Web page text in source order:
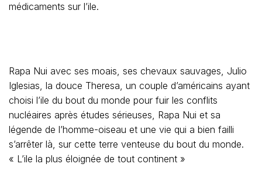
médicaments sur l’ile.
Rapa Nui avec ses moais, ses chevaux sauvages, Julio
Iglesias, la douce Theresa, un couple d’américains ayant
choisi l’ile du bout du monde pour fuir les conflits
nucléaires après études sérieuses, Rapa Nui et sa
légende de l’homme-oiseau et une vie qui a bien failli
s’arrêter là, sur cette terre venteuse du bout du monde.
« L’ile la plus éloignée de tout continent »